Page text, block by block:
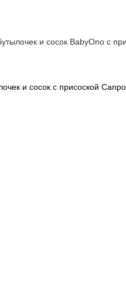
и сосок BabyOno с